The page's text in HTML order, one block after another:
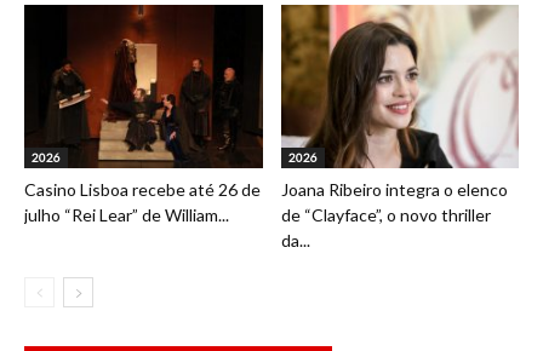
2026
Casino Lisboa recebe até 26 de
julho “Rei Lear” de William...
2026
Joana Ribeiro integra o elenco
de “Clayface”, o novo thriller
da...